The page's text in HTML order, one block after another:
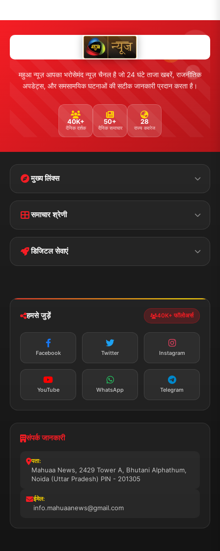
महुआ न्यूज़ आपका भरोसेमंद न्यूज़ चैनल है जो 24 घंटे ताजा खबरें, राजनीतिक
अपडेट्स, और समसामयिक घटनाओं की सटीक जानकारी प्रदान करता है।
40K+
दैनिक दर्शक
50+
दैनिक समाचार
28
राज्य कवरेज
मुख्य लिंक्स
Disclaimer
Terms &
Privacy Policy
समाचार श्रेणी
पॉलिटिकल झारखण्ड
डिजिटल सेवाएं
न्यूज़ अलर्ट
सब्सक्राइब करें
हमसे जुड़ें 40K+ फॉलोअर्स
Facebook Twitter Instagram
YouTube WhatsApp Telegram
संपर्क जानकारी
पता:
Mahuaa News, 2429 Tower A, Bhutani Alphathum,
Noida (Uttar Pradesh) PIN - 201305
ईमेल:
info.mahuaanews@gmail.com